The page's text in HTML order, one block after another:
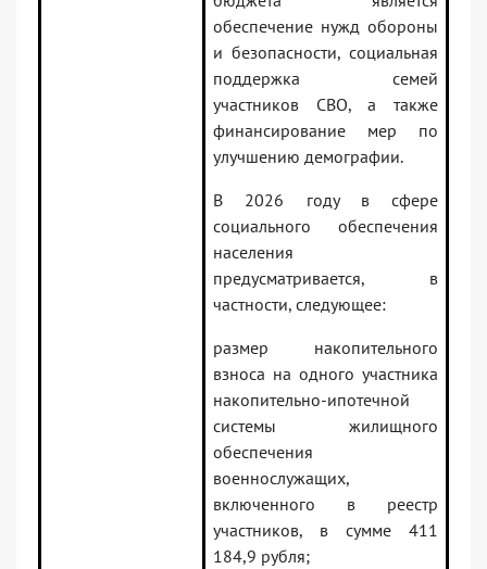
обеспечение нужд обороны
и безопасности, социальная
поддержка семей
участников СВО, а также
финансирование мер по
улучшению демографии.
В 2026 году в сфере
социального обеспечения
населения
предусматривается, в
частности, следующее:
размер накопительного
взноса на одного участника
накопительно-ипотечной
системы жилищного
обеспечения
военнослужащих,
включенного в реестр
участников, в сумме 411
184,9 рубля;